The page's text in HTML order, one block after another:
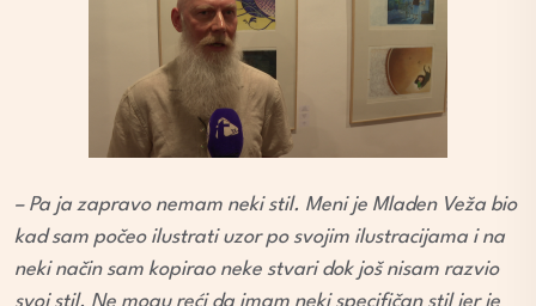
– Pa ja zapravo nemam neki stil. Meni je Mladen Veža bio
kad sam počeo ilustrati uzor po svojim ilustracijama i na
neki način sam kopirao neke stvari dok još nisam razvio